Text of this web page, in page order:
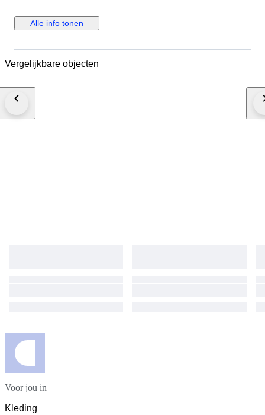
appreciate attention to detail. Tailored to a regular fit, this no-size shirt
offers a timeless aesthetic that's versatile for both casual and formal
makes it a suitable choice for year-round wear. Proudly made in Italy, it's a
gentleman's collection. Material: 100% Cotton
Alle info tonen
Vergelijkbare objecten
Voor jou in
Kleding